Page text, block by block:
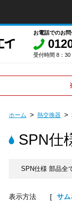
お電話でのお
受付時間 8：30
ホーム 熱交換器
SPN仕
SPN仕様 部品全
表示方法 サム